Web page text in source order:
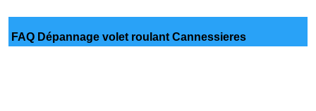
FAQ Dépannage volet roulant Cannessieres